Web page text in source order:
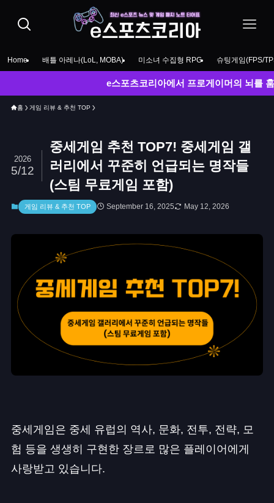
Home 배틀 아레나(LoL, MOBA) 미소녀 수집형 RPG 슈팅게임(FPS/
e스포츠코리아에서 프로게이머의 뇌를 훔쳐보세
홈 게임 리뷰 & 추천 TOP
중세게임 추천 TOP7! 중세게임 갤
러리에서 꾸준히 언급되는 명작들
(스팀 무료게임 포함)
2026
5/12
게임 리뷰 & 추천 TOP September 16, 2025 May 12, 2026
중세게임은 중세 유럽의 역사, 문화, 전투, 전략, 모
험 등을 생생히 구현한 장르로 많은 플레이어에게
사랑받고 있습니다.